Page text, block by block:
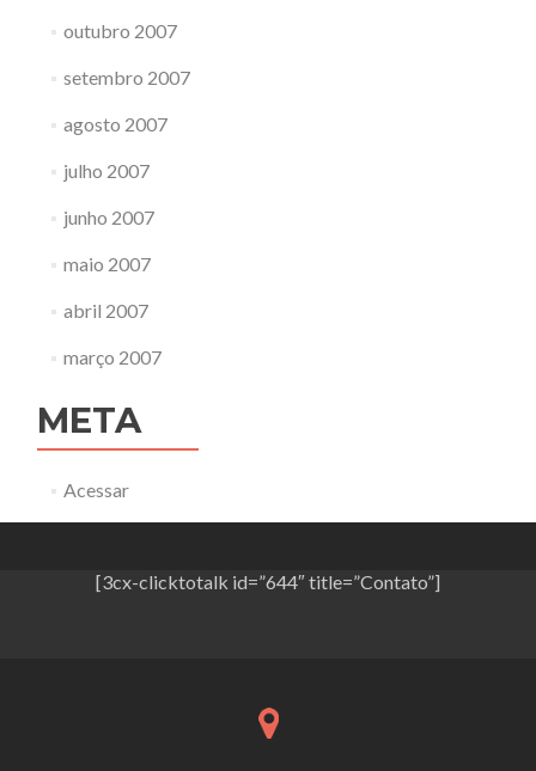
outubro 2007
setembro 2007
agosto 2007
julho 2007
junho 2007
maio 2007
abril 2007
março 2007
META
Acessar
[3cx-clicktotalk id=”644″ title=”Contato”]